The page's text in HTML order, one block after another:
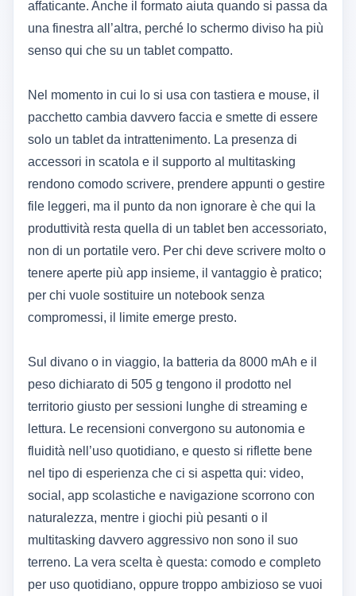
affaticante. Anche il formato aiuta quando si passa da
una finestra all’altra, perché lo schermo diviso ha più
senso qui che su un tablet compatto.
Nel momento in cui lo si usa con tastiera e mouse, il
pacchetto cambia davvero faccia e smette di essere
solo un tablet da intrattenimento. La presenza di
accessori in scatola e il supporto al multitasking
rendono comodo scrivere, prendere appunti o gestire
file leggeri, ma il punto da non ignorare è che qui la
produttività resta quella di un tablet ben accessoriato,
non di un portatile vero. Per chi deve scrivere molto o
tenere aperte più app insieme, il vantaggio è pratico;
per chi vuole sostituire un notebook senza
compromessi, il limite emerge presto.
Sul divano o in viaggio, la batteria da 8000 mAh e il
peso dichiarato di 505 g tengono il prodotto nel
territorio giusto per sessioni lunghe di streaming e
lettura. Le recensioni convergono su autonomia e
fluidità nell’uso quotidiano, e questo si riflette bene
nel tipo di esperienza che ci si aspetta qui: video,
social, app scolastiche e navigazione scorrono con
naturalezza, mentre i giochi più pesanti o il
multitasking davvero aggressivo non sono il suo
terreno. La vera scelta è questa: comodo e completo
per uso quotidiano, oppure troppo ambizioso se vuoi